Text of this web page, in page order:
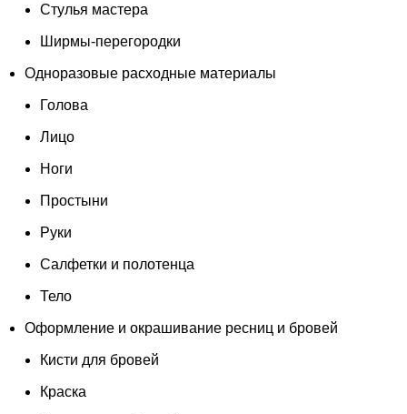
Стулья мастера
Ширмы-перегородки
Одноразовые расходные материалы
Голова
Лицо
Ноги
Простыни
Руки
Салфетки и полотенца
Тело
Оформление и окрашивание ресниц и бровей
Кисти для бровей
Краска